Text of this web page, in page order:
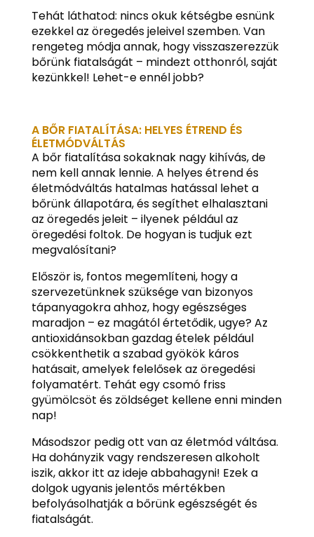
Tehát láthatod: nincs okuk kétségbe esnünk
ezekkel az öregedés jeleivel szemben. Van
rengeteg módja annak, hogy visszaszerezzük
bőrünk fiatalságát – mindezt otthonról, saját
kezünkkel! Lehet-e ennél jobb?
A BŐR FIATALÍTÁSA: HELYES ÉTREND ÉS
ÉLETMÓDVÁLTÁS
A bőr fiatalítása sokaknak nagy kihívás, de
nem kell annak lennie. A helyes étrend és
életmódváltás hatalmas hatással lehet a
bőrünk állapotára, és segíthet elhalasztani
az öregedés jeleit – ilyenek például az
öregedési foltok. De hogyan is tudjuk ezt
megvalósítani?
Először is, fontos megemlíteni, hogy a
szervezetünknek szüksége van bizonyos
tápanyagokra ahhoz, hogy egészséges
maradjon – ez magától értetődik, ugye? Az
antioxidánsokban gazdag ételek például
csökkenthetik a szabad gyökök káros
hatásait, amelyek felelősek az öregedési
folyamatért. Tehát egy csomó friss
gyümölcsöt és zöldséget kellene enni minden
nap!
Másodszor pedig ott van az életmód váltása.
Ha dohányzik vagy rendszeresen alkoholt
iszik, akkor itt az ideje abbahagyni! Ezek a
dolgok ugyanis jelentős mértékben
befolyásolhatják a bőrünk egészségét és
fiatalságát.